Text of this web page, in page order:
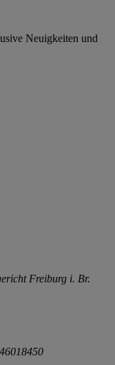
Neuigkeiten und
Freiburg i. Br.